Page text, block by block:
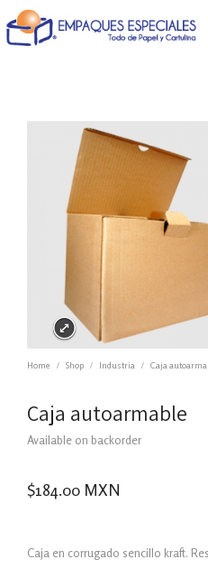
Home / Shop / Industria / Caja
Caja autoarmable
Available on backorder
$184.00 MXN
Caja en corrugado sencillo kraft.